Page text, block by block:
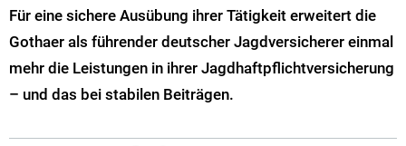
Für eine sichere Ausübung ihrer Tätigkeit erweitert die
Gothaer als führender deutscher Jagdversicherer einmal
mehr die Leistungen in ihrer Jagdhaftpflichtversicherung
– und das bei stabilen Beiträgen.